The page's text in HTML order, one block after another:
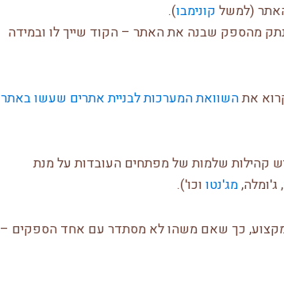
האתר (למשל קונימבו).
מהספק שבנה את האתר – הקוד שייך לו ובמידה
אתהשוואת המערכות לבניית אתרים שעשו באתר
קהילות שלמות של מפתחים העובדות על מנת
, ג'ומלה,מג'נטו וכו').
מקצוע, כך שאם משהו לא מסתדר עם אחד הספקים –